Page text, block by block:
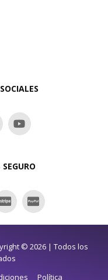
© 2026 | Todos los
Política